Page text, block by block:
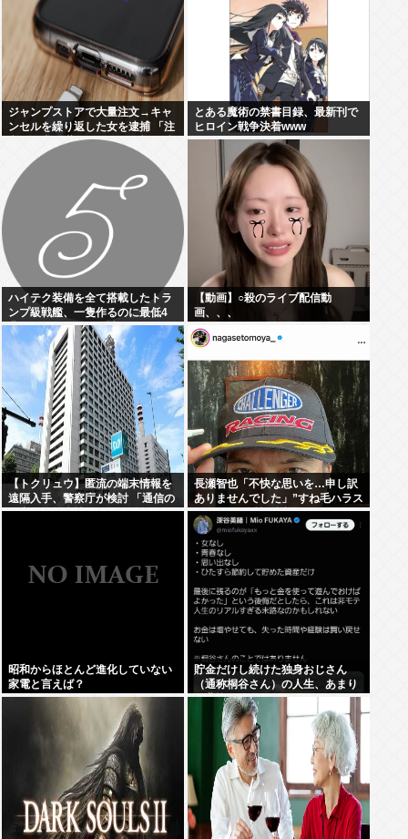
ジャンプストアで大量注文→キャ
ンセルを繰り返した女を逮捕 「注
文で欲求が満たされた」総額43億
とある魔術の禁書目録、最新刊で
ヒロイン戦争決着www
ハイテク装備を全て搭載したトラ
ンプ級戦艦、一隻作るのに最低4
兆円かかりいきなり詰む
【動画】○殺のライブ配信動
画、、、
【トクリュウ】匿流の端末情報を
遠隔入手、警察庁が検討 「通信の
秘密」と整合性は
長瀬智也「不快な思いを…申し訳
ありませんでした」”すね毛ハラス
メント”を女性に謝罪
昭和からほとんど進化していない
家電と言えば？
貯金だけし続けた独身おじさん
（通称桐谷さん）の人生、あまり
に悲惨すぎるwww